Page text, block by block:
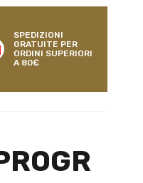
SPEDIZIONI
GRATUITE PER
ORDINI SUPERIORI
A 80€